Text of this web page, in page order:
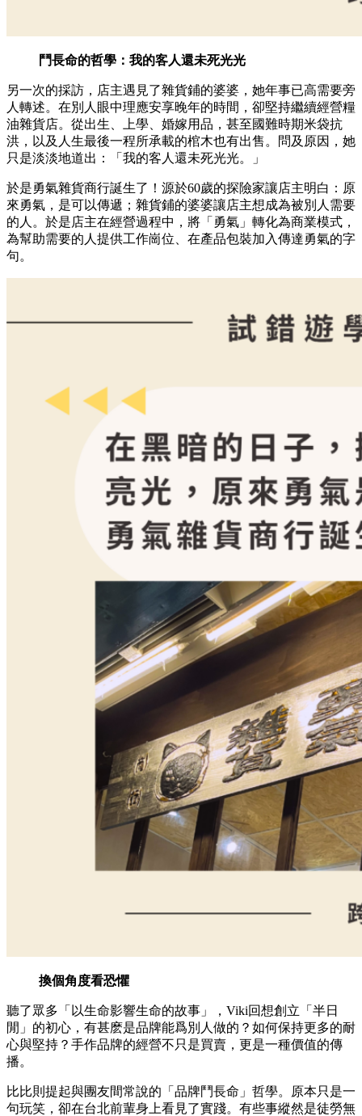
鬥長命的哲學：我的客人還未死光光
另一次的採訪，店主遇見了雜貨鋪的婆婆，她年事已高需要旁
人轉述。在別人眼中理應安享晚年的時間，卻堅持繼續經營糧
油雜貨店。從出生、上學、婚嫁用品，甚至國難時期米袋抗
洪，以及人生最後一程所承載的棺木也有出售。問及原因，她
只是淡淡地道出：「我的客人還未死光光。」
於是勇氣雜貨商行誕生了！源於60歲的探險家讓店主明白：原
來勇氣，是可以傳遞；雜貨鋪的婆婆讓店主想成為被別人需要
的人。於是店主在經營過程中，將「勇氣」轉化為商業模式，
為幫助需要的人提供工作崗位、在產品包裝加入傳達勇氣的字
句。
換個角度看恐懼
聽了眾多「以生命影響生命的故事」，Viki回想創立「半日
閒」的初心，有甚麽是品牌能爲別人做的？如何保持更多的耐
心與堅持？手作品牌的經營不只是買賣，更是一種價值的傳
播。
比比則提起與團友間常說的「品牌鬥長命」哲學。原本只是一
句玩笑，卻在台北前輩身上看見了實踐。有些事縱然是徒勞無